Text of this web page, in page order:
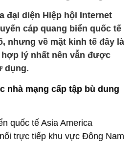
đại diện Hiệp hội Internet
cáp quang biển quốc tế
nhưng về mặt kinh tế đây là
lý nhất nên vẫn được
dụng.
nhà mạng cấp tập bù dung
quốc tế Asia America
trực tiếp khu vực Đông Nam